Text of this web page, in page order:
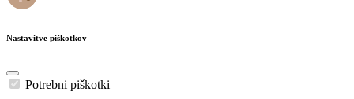
Nastavitve piškotkov
Potrebni piškotki